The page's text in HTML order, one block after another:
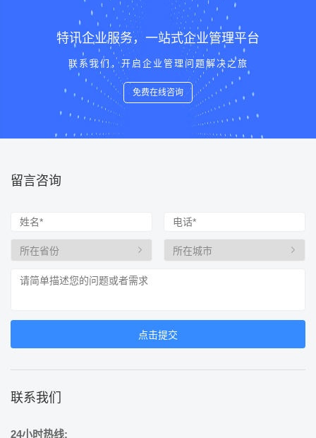
特讯企业服务，一站式企业管理平台
联系我们，开启企业管理问题解决之旅
免费在线咨询
留言咨询
联系我们
24小时热线: